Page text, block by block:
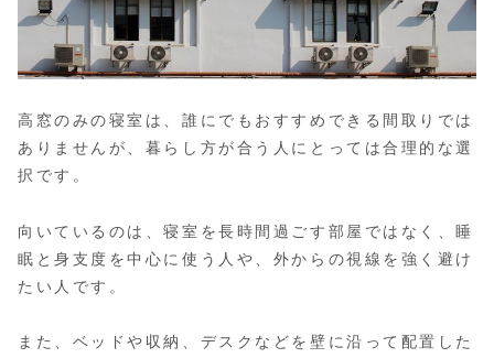
高窓のみの寝室は、誰にでもおすすめできる間取りでは
ありませんが、暮らし方が合う人にとっては合理的な選
択です。
向いているのは、寝室を長時間過ごす部屋ではなく、睡
眠と身支度を中心に使う人や、外からの視線を強く避け
たい人です。
また、ベッドや収納、デスクなどを壁に沿って配置した